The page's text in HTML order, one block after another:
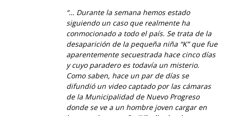
“… Durante la semana hemos estado
siguiendo un caso que realmente ha
conmocionado a todo el país. Se trata de la
desaparición de la pequeña niña “K” que fue
aparentemente secuestrada hace cinco días
y cuyo paradero es todavía un misterio.
Como saben, hace un par de días se
difundió un video captado por las cámaras
de la Municipalidad de Nuevo Progreso
donde se ve a un hombre joven cargar en